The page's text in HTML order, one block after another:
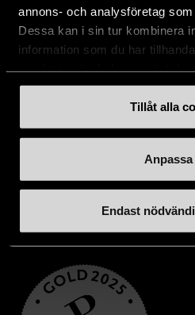
annons- och analysföretag
Dessa kan i sin tur kombinera
information som du har
Tillåt alla
Anpassa
Endast
Plusgiro: 900351-8